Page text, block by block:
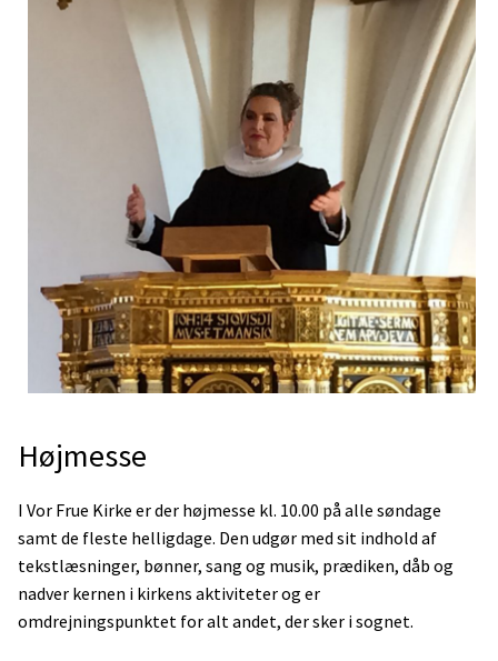
Højmesse
I Vor Frue Kirke er der højmesse kl. 10.00 på alle søndage
samt de fleste helligdage. Den udgør med sit indhold af
tekstlæsninger, bønner, sang og musik, prædiken, dåb og
nadver kernen i kirkens aktiviteter og er
omdrejningspunktet for alt andet, der sker i sognet.